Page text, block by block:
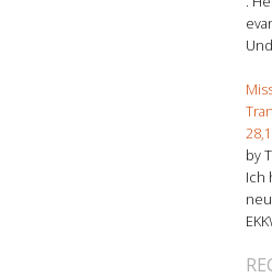
by
Ich